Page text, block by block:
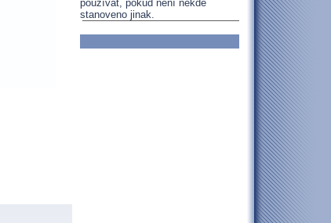
používat, pokud není někde
stanoveno jinak.